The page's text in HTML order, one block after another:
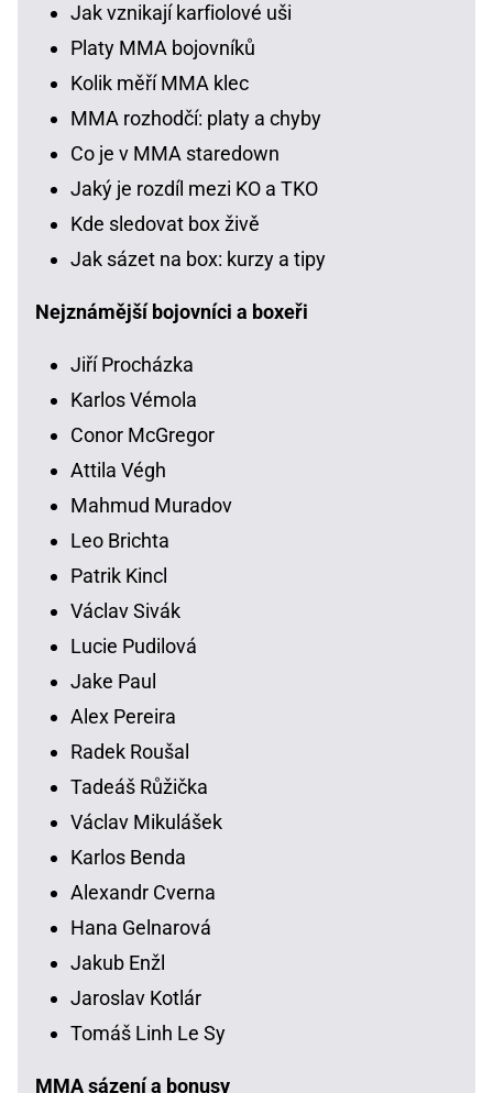
Jak vznikají karfiolové uši
Platy MMA bojovníků
Kolik měří MMA klec
MMA rozhodčí: platy a chyby
Co je v MMA staredown
Jaký je rozdíl mezi KO a TKO
Kde sledovat box živě
Jak sázet na box: kurzy a tipy
Nejznámější bojovníci a boxeři
Jiří Procházka
Karlos Vémola
Conor McGregor
Attila Végh
Mahmud Muradov
Leo Brichta
Patrik Kincl
Václav Sivák
Lucie Pudilová
Jake Paul
Alex Pereira
Radek Roušal
Tadeáš Růžička
Václav Mikulášek
Karlos Benda
Alexandr Cverna
Hana Gelnarová
Jakub Enžl
Jaroslav Kotlár
Tomáš Linh Le Sy
MMA sázení a bonusy